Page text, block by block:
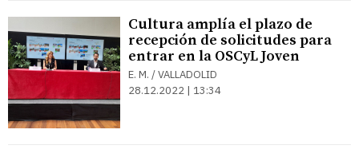
Cultura amplía el plazo de
recepción de solicitudes para
entrar en la OSCyL Joven
E. M. / VALLADOLID
28.12.2022 | 13:34